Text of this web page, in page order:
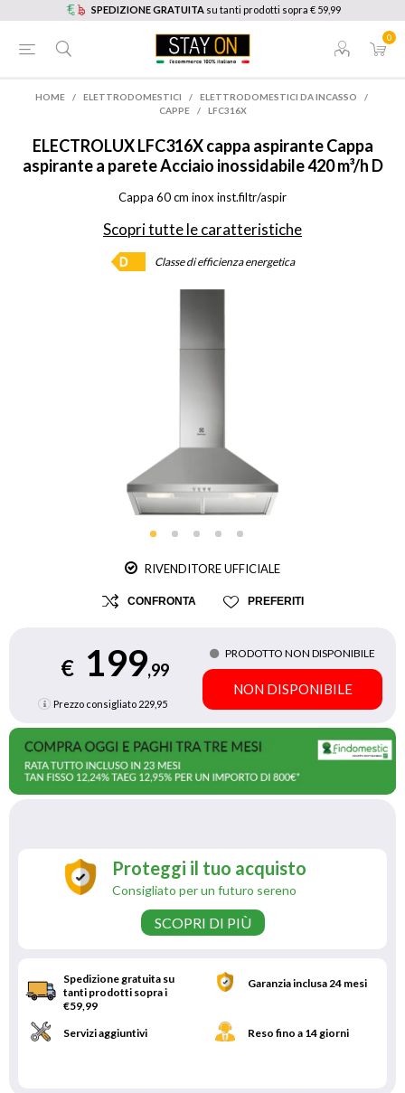
SPEDIZIONE GRATUITA su tanti prodotti sopra € 59,99
0
HOME / ELETTRODOMESTICI / ELETTRODOMESTICI DA INCASSO
/
CAPPE
/ LFC316X
ELECTROLUX LFC316X cappa aspirante Cappa
aspirante a parete Acciaio inossidabile 420 m³/h D
Cappa 60 cm inox inst.filtr/aspir
Scopri tutte le caratteristiche
Classe di efficienza energetica
RIVENDITORE UFFICIALE
CONFRONTA PREFERITI
€ 199,99
Prezzo consigliato 229,95
PRODOTTO NON DISPONIBILE
NON DISPONIBILE
Proteggi il tuo acquisto
Consigliato per un futuro sereno
SCOPRI DI PIÙ
Spedizione gratuita su
tanti prodotti sopra i
€59,99
Garanzia inclusa 24 mesi
Servizi aggiuntivi Reso fino a 14 giorni